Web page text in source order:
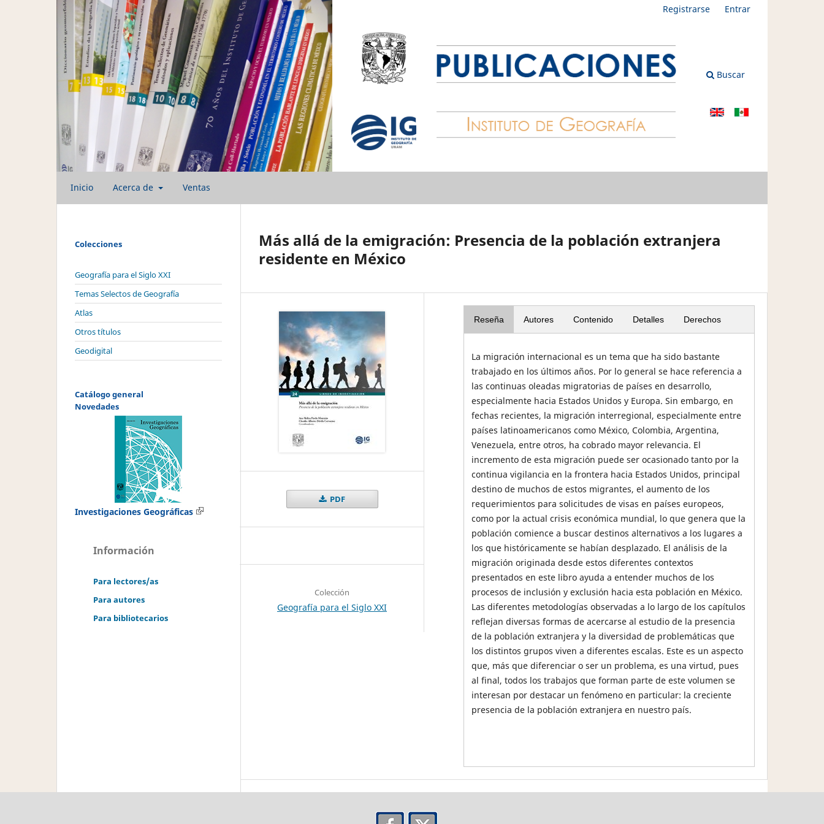
Buscar
Inicio Acerca de Ventas
Registrarse Entrar
Más allá de la emigración: Presencia de la población extranjera
residente en México
Reseña Autores Contenido Detalles Derechos
La migración internacional es un tema que ha sido bastante
trabajado en los últimos años. Por lo general se hace referencia a
las continuas oleadas migratorias de países en desarrollo,
especialmente hacia Estados Unidos y Europa. Sin embargo, en
fechas recientes, la migración interregional, especialmente entre
países latinoamericanos como México, Colombia, Argentina,
Venezuela, entre otros, ha cobrado mayor relevancia. El
incremento de esta migración puede ser ocasionado tanto por la
continua vigilancia en la frontera hacia Estados Unidos, principal
destino de muchos de estos migrantes, el aumento de los
requerimientos para solicitudes de visas en países europeos,
como por la actual crisis económica mundial, lo que genera que la
población comience a buscar destinos alternativos a los lugares a
los que históricamente se habían desplazado. El análisis de la
migración originada desde estos diferentes contextos
presentados en este libro ayuda a entender muchos de los
procesos de inclusión y exclusión hacia esta población en México.
Las diferentes metodologías observadas a lo largo de los capítulos
reflejan diversas formas de acercarse al estudio de la presencia
de la población extranjera y la diversidad de problemáticas que
los distintos grupos viven a diferentes escalas. Este es un aspecto
que, más que diferenciar o ser un problema, es una virtud, pues
al final, todos los trabajos que forman parte de este volumen se
interesan por destacar un fenómeno en particular: la creciente
presencia de la población extranjera en nuestro país.
PDF
Colección
Geografía para el Siglo XXI
Colecciones
Geografía para el Siglo XXI
Temas Selectos de Geografía
Atlas
Otros títulos
Geodigital
Catálogo general
Novedades
Investigaciones Geográficas
Información
Para lectores/as
Para autores
Para bibliotecarios